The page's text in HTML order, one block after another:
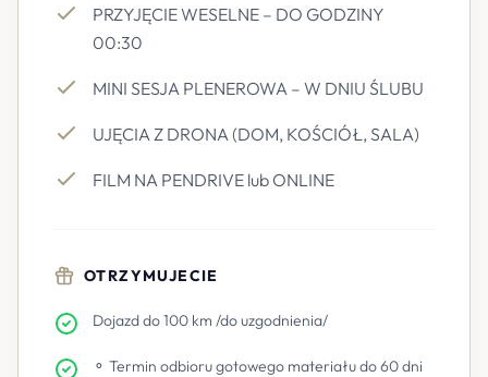
PRZYJĘCIE WESELNE – DO GODZINY
00:30
MINI SESJA PLENEROWA – W DNIU ŚLUBU
UJĘCIA Z DRONA (DOM, KOŚCIÓŁ, SALA)
FILM NA PENDRIVE lub ONLINE
OTRZYMUJECIE
Dojazd do 100 km /do uzgodnienia/
⚬ Termin odbioru gotowego materiału do 60 dni